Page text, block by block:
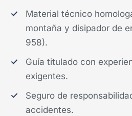
Material técnico
montaña y disipador de
958).
Guía titulado con
exigentes.
Seguro de
accidentes.